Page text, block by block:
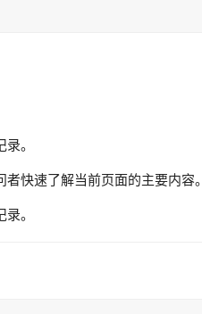
。
快速了解当前页面的主要内容。
。